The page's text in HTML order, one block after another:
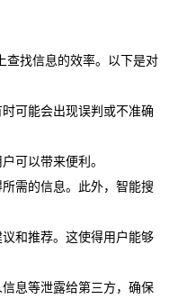
查找信息的效率。以下是对
可能会出现误判或不准确
可以带来便利。
需的信息。此外，智能搜
和推荐。这使得用户能够
息等泄露给第三方，确保